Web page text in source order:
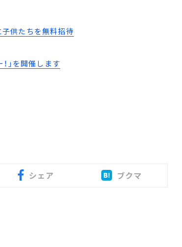
子供たちを無料招待
」を開催します
シェア ブクマ